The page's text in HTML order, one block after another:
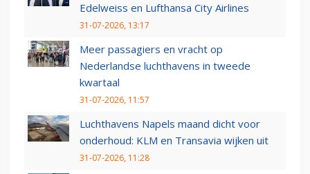
Edelweiss en Lufthansa City Airlines
31-07-2026, 13:17
Meer passagiers en vracht op
Nederlandse luchthavens in tweede
kwartaal
31-07-2026, 11:57
Luchthavens Napels maand dicht voor
onderhoud: KLM en Transavia wijken uit
31-07-2026, 11:28